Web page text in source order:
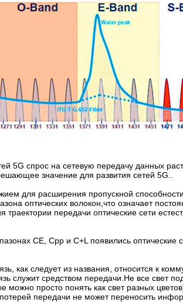
5G спрос на сетевую передачу данных
значение для развития сетей 5G..
для расширения пропускной
оптических волокон,что означает
траектории передачи оптические сети
CE, Cpp и C+L появились
как следует из названия, относится к
служит средством передачи.Не все свет
можно просто понять как свет разных
передачи не может переносить